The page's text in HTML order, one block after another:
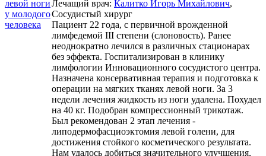
Лечащий врач: Калитко Игорь Михайлович,
Сосудистый хирург
Пациент 22 года, с первичной врожденной
лимфедемой III степени (слоновость). Ранее
неоднократно лечился в различных стационарах
без эффекта. Госпитализирован в клинику
лимфологии Инновационного сосудистого центра.
Назначена консервативная терапия и подготовка к
операции на мягких тканях левой ноги. За 3
недели лечения жидкость из ноги удалена. Похудел
на 40 кг. Подобран компрессионный трикотаж.
Был рекомендован 2 этап лечения -
липодермофасциоэктомия левой голени, для
достижения стойкого косметического результата.
Нам удалось добиться значительного улучшения,